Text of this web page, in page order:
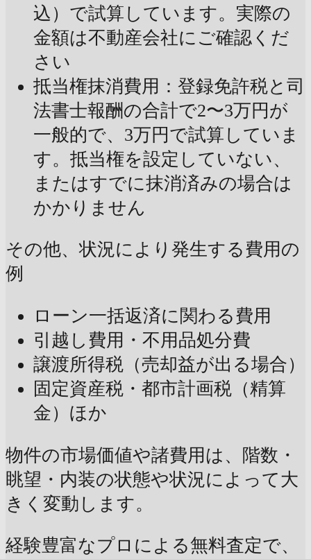
込）で試算しています。実際の
金額は不動産会社にご確認くだ
さい
抵当権抹消費用：登録免許税と司
法書士報酬の合計で2〜3万円が
一般的で、3万円で試算していま
す。抵当権を設定していない、
またはすでに抹消済みの場合は
かかりません
その他、状況により発生する費用の
例
ローン一括返済に関わる費用
引越し費用・不用品処分費
譲渡所得税（売却益が出る場合）
固定資産税・都市計画税（精算
金）ほか
物件の市場価値や諸費用は、階数・
眺望・内装の状態や状況によって大
きく変動します。
経験豊富なプロによる無料査定で、